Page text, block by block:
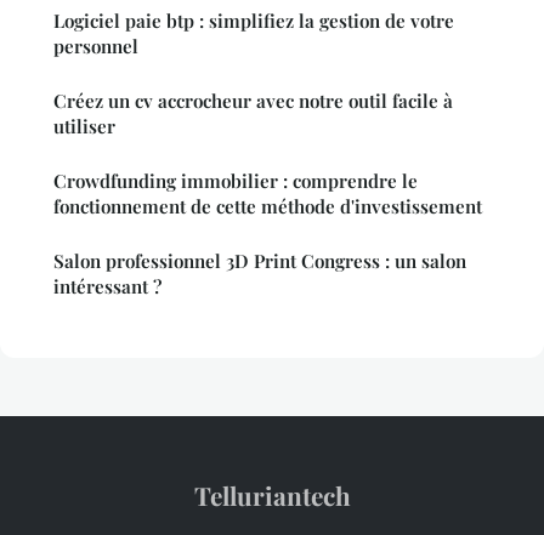
Logiciel paie btp : simplifiez la gestion de votre
personnel
Créez un cv accrocheur avec notre outil facile à
utiliser
Crowdfunding immobilier : comprendre le
fonctionnement de cette méthode d'investissement
Salon professionnel 3D Print Congress : un salon
intéressant ?
Telluriantech